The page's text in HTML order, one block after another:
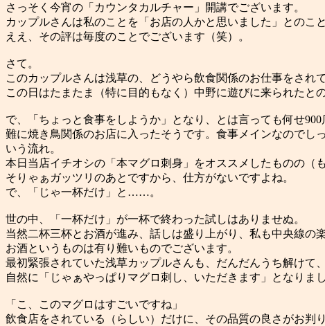
さっそく今宵の「カウンタカルチャー」開講でございます。
カップルさんは私のことを「お店の人かと思いました」とのこと
ええ、その評は毎度のことでございます（笑）。
さて。
このカップルさんは浅草の、どうやら飲食関係のお仕事をされ
この日はたまたま（特に目的もなく）中野に遊びに来られたと
で、「ちょっと食事をしようか」となり、とは言っても何せ
難に焼き鳥関係のお店に入ったそうです。食事メインなので
いう流れ。
本日当店イチオシの「本マグロ刺身」をオススメしたものの（
そりゃぁガッツリのあとですから、仕方がないですよね。
で、「じゃ一杯だけ」と……。
世の中、「一杯だけ」が一杯で終わった試しはありませぬ。
当然二杯三杯とお酒が進み、話しは盛り上がり、私も中央線の
お酒というものは有り難いものでございます。
最初緊張されていた浅草カップルさんも、だんだんうち解けて
自然に「じゃぁやっぱりマグロ刺し、いただきます」となりまし
「こ、このマグロはすごいですね」
飲食店をされている（らしい）だけに、その品質の良さがお判